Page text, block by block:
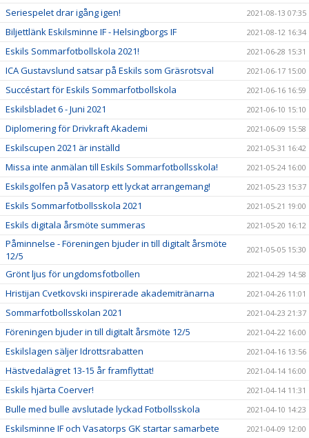
Seriespelet drar igång igen! 2021-08-13 07:35
Biljettlänk Eskilsminne IF - Helsingborgs IF 2021-08-12 16:34
Eskils Sommarfotbollskola 2021! 2021-06-28 15:31
ICA Gustavslund satsar på Eskils som Gräsrotsval 2021-06-17 15:00
Succéstart för Eskils Sommarfotbollskola 2021-06-16 16:59
Eskilsbladet 6 - Juni 2021 2021-06-10 15:10
Diplomering för Drivkraft Akademi 2021-06-09 15:58
Eskilscupen 2021 är inställd 2021-05-31 16:42
Missa inte anmälan till Eskils Sommarfotbollsskola! 2021-05-24 16:00
Eskilsgolfen på Vasatorp ett lyckat arrangemang! 2021-05-23 15:37
Eskils Sommarfotbollsskola 2021 2021-05-21 19:00
Eskils digitala årsmöte summeras 2021-05-20 16:12
Påminnelse - Föreningen bjuder in till digitalt årsmöte
12/5
2021-05-05 15:30
Grönt ljus för ungdomsfotbollen 2021-04-29 14:58
Hristijan Cvetkovski inspirerade akademitränarna 2021-04-26 11:01
Sommarfotbollsskolan 2021 2021-04-23 21:37
Föreningen bjuder in till digitalt årsmöte 12/5 2021-04-22 16:00
Eskilslagen säljer Idrottsrabatten 2021-04-16 13:56
Hästvedalägret 13-15 år framflyttat! 2021-04-14 16:00
Eskils hjärta Coerver! 2021-04-14 11:31
Bulle med bulle avslutade lyckad Fotbollsskola 2021-04-10 14:23
Eskilsminne IF och Vasatorps GK startar samarbete 2021-04-09 12:00